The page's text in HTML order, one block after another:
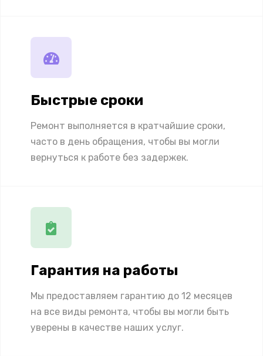
Быстрые сроки
Ремонт выполняется в кратчайшие сроки,
часто в день обращения, чтобы вы могли
вернуться к работе без задержек.
Гарантия на работы
Мы предоставляем гарантию до 12 месяцев
на все виды ремонта, чтобы вы могли быть
уверены в качестве наших услуг.